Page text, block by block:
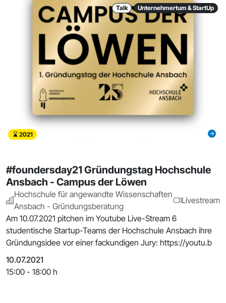
Talk Unternehmertum & StartUp
2021
#foundersday21 Gründungstag Hochschule
Ansbach - Campus der Löwen
Hochschule für angewandte Wissenschaften
Ansbach - Gründungsberatung
Livestream
Am 10.07.2021 pitchen im Youtube Live-Stream 6
studentische Startup-Teams der Hochschule Ansbach ihre
Gründungsidee vor einer fackundigen Jury: https://youtu.b
10.07.2021
15:00 - 18:00 h